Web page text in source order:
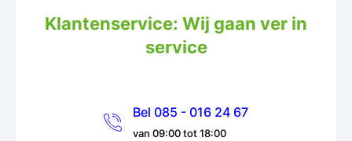
Klantenservice: Wij gaan ver in
service
Bel 085 - 016 24 67
van 09:00 tot 18:00